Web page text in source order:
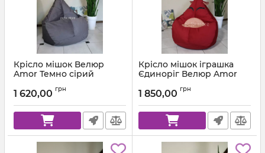
Крісло мішок Велюр
Amor Темно сірий
1 620,00 грн
Крісло мішок іграшка
Єдиноріг Велюр Amor
1 850,00 грн